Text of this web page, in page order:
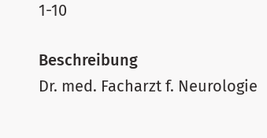
1-10
Beschreibung
Dr. med. Facharzt f. Neurologie